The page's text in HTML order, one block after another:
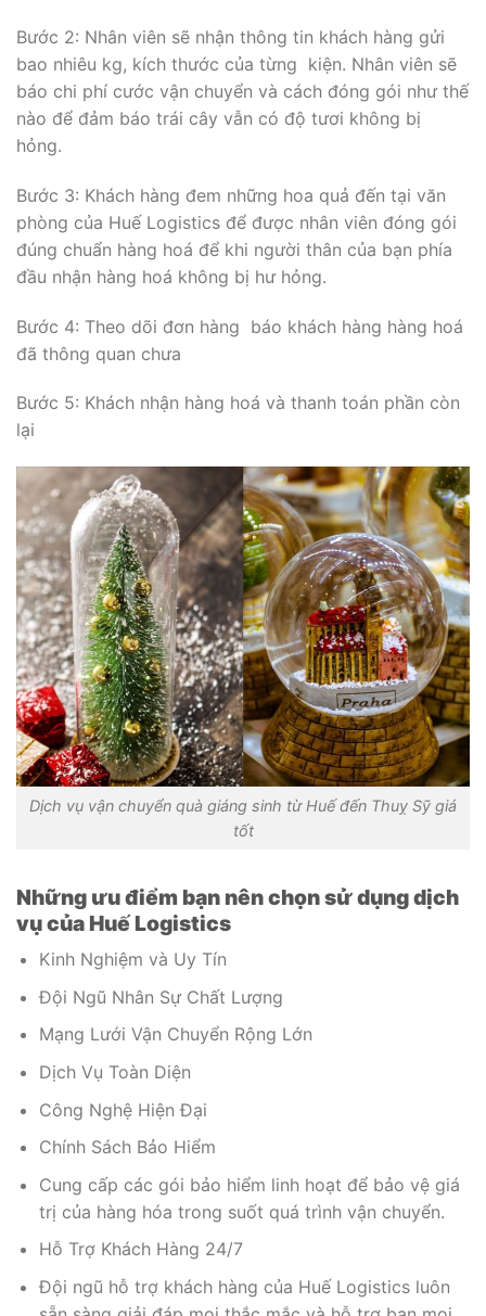
Bước 2: Nhân viên sẽ nhận thông tin khách hàng gửi
bao nhiêu kg, kích thước của từng kiện. Nhân viên sẽ
báo chi phí cước vận chuyển và cách đóng gói như thế
nào để đảm báo trái cây vẫn có độ tươi không bị
hỏng.
Bước 3: Khách hàng đem những hoa quả đến tại văn
phòng của Huế Logistics để được nhân viên đóng gói
đúng chuẩn hàng hoá để khi người thân của bạn phía
đầu nhận hàng hoá không bị hư hỏng.
Bước 4: Theo dõi đơn hàng báo khách hàng hàng hoá
đã thông quan chưa
Bước 5: Khách nhận hàng hoá và thanh toán phần còn
lại
Dịch vụ vận chuyển quà giáng sinh từ Huế đến Thuỵ Sỹ giá
tốt
Những ưu điểm bạn nên chọn sử dụng dịch
vụ của Huế Logistics
Kinh Nghiệm và Uy Tín
Đội Ngũ Nhân Sự Chất Lượng
Mạng Lưới Vận Chuyển Rộng Lớn
Dịch Vụ Toàn Diện
Công Nghệ Hiện Đại
Chính Sách Bảo Hiểm
Cung cấp các gói bảo hiểm linh hoạt để bảo vệ giá
trị của hàng hóa trong suốt quá trình vận chuyển.
Hỗ Trợ Khách Hàng 24/7
Đội ngũ hỗ trợ khách hàng của Huế Logistics luôn